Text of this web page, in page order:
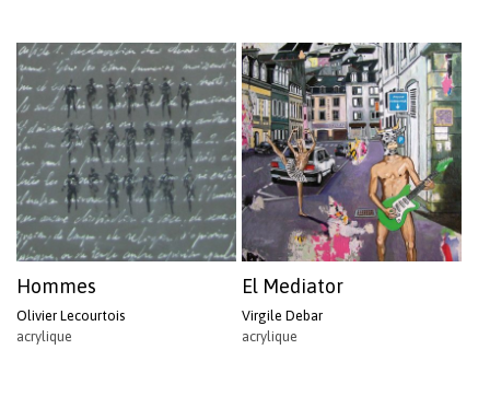
Hommes
Olivier Lecourtois
acrylique
El Mediator
Virgile Debar
acrylique